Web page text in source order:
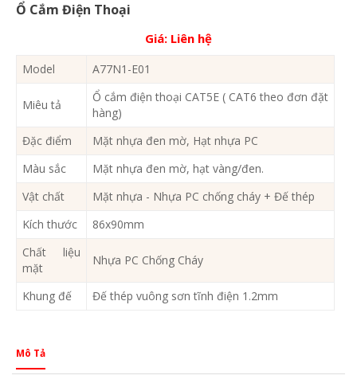
Ổ Cắm Điện Thoại
Giá: Liên hệ
Model A77N1-E01
Miêu tả
Ổ cắm điện thoại CAT5E ( CAT6 theo đơn đặt
hàng)
Đặc điểm
Mặt nhựa đen mờ, Hạt nhựa PC
Màu sắc
Mặt nhựa đen mờ, hạt vàng/đen.
Vật chất
Mặt nhựa - Nhựa PC chống cháy + Đế thép
Kích thước
86x90mm
Chất liệu
mặt
Nhựa PC Chống Cháy
Khung đế Đế thép vuông sơn tĩnh điện 1.2mm
Mô Tả